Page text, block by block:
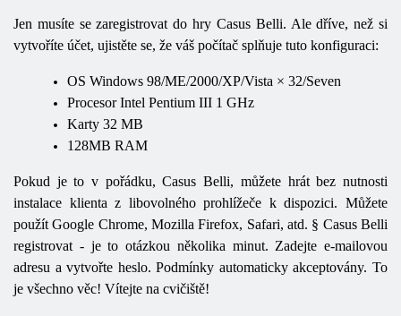
Jen musíte se zaregistrovat do hry Casus Belli. Ale dříve, než si
vytvoříte účet, ujistěte se, že váš počítač splňuje tuto konfiguraci:
OS Windows 98/ME/2000/XP/Vista × 32/Seven
ProcesorIntel Pentium ΙΙΙ 1 GHz
Karty 32 MB
128MB RAM
Pokud je to v pořádku, Casus Belli, můžete hrát bez nutnosti
instalace klienta z libovolného prohlížeče k dispozici. Můžete
použít Google Chrome, Mozilla Firefox, Safari, atd. § Casus Belli
registrovat - je to otázkou několika minut. Zadejte e-mailovou
adresu a vytvořte heslo. Podmínky automaticky akceptovány. To
je všechno věc! Vítejte na cvičiště!